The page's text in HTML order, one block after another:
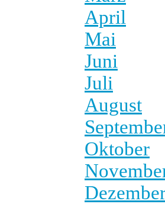
April
Mai
Juni
Juli
August
Oktober